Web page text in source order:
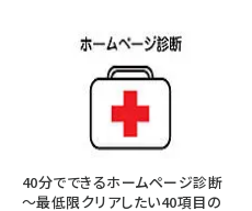
40分でできるホームページ診断
～最低限クリアしたい40項目の